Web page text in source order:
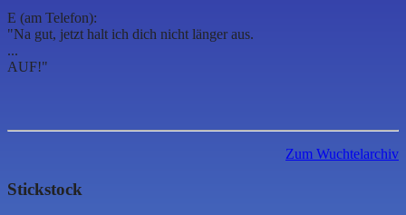
E (am Telefon):
"Na gut, jetzt halt ich dich nicht länger aus.
...
AUF!"
Zum Wuchtelarchiv
Stickstock